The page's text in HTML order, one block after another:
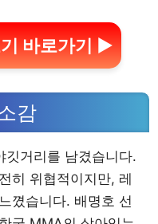
바로가기 ▶
감
거리를 남겼습니다.
히 위협적이지만, 레
꼈습니다. 배명호 선